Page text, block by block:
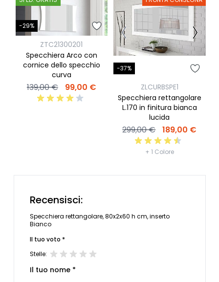
-29%
ZTC21300201
Specchiera Arco con
cornice dello specchio
curva
139,00 € 99,00 €
-37%
ZLCURBSPE1
Specchiera rettangolare
L.170 in finitura bianca
lucida
299,00 € 189,00 €
+ 1 Colore
Recensisci:
Specchiera rettangolare, 80x2x60 h cm, inserto
Bianco
Il tuo voto *
Stelle:
Il tuo nome *